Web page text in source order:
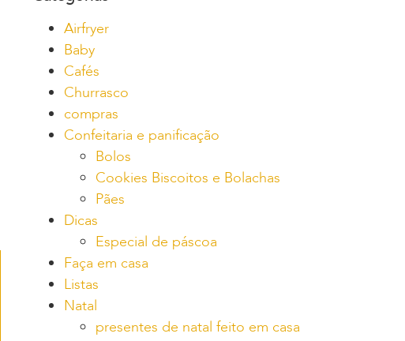
Airfryer
Baby
Cafés
Churrasco
compras
Confeitaria e panificação
Bolos
Cookies Biscoitos e Bolachas
Pães
Dicas
Especial de páscoa
Faça em casa
Listas
Natal
presentes de natal feito em casa